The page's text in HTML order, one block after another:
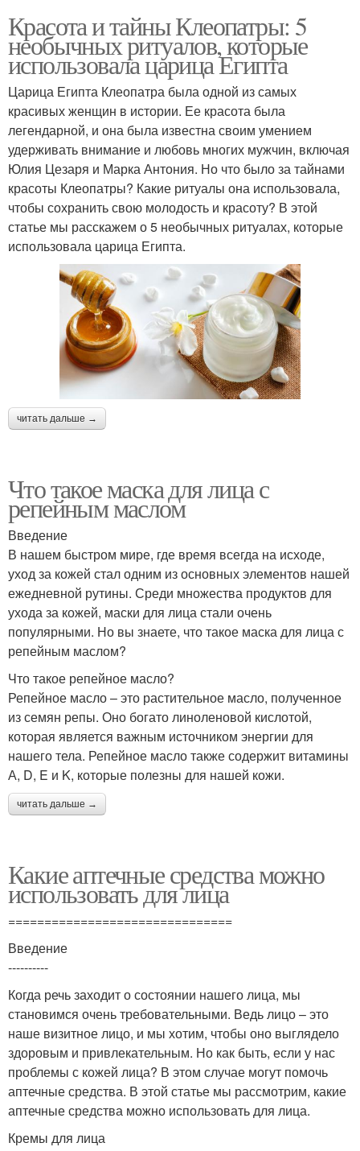
Красота и тайны Клеопатры: 5
необычных ритуалов, которые
использовала царица Египта
Царица Египта Клеопатра была одной из самых
красивых женщин в истории. Ее красота была
легендарной, и она была известна своим умением
удерживать внимание и любовь многих мужчин, включая
Юлия Цезаря и Марка Антония. Но что было за тайнами
красоты Клеопатры? Какие ритуалы она использовала,
чтобы сохранить свою молодость и красоту? В этой
статье мы расскажем о 5 необычных ритуалах, которые
использовала царица Египта.
читать дальше →
Что такое маска для лица с
репейным маслом
Введение
В нашем быстром мире, где время всегда на исходе,
уход за кожей стал одним из основных элементов нашей
ежедневной рутины. Среди множества продуктов для
ухода за кожей, маски для лица стали очень
популярными. Но вы знаете, что такое маска для лица с
репейным маслом?
Что такое репейное масло?
Репейное масло – это растительное масло, полученное
из семян репы. Оно богато линоленовой кислотой,
которая является важным источником энергии для
нашего тела. Репейное масло также содержит витамины
А, D, E и K, которые полезны для нашей кожи.
читать дальше →
Какие аптечные средства можно
использовать для лица
===============================
Введение
----------
Когда речь заходит о состоянии нашего лица, мы
становимся очень требовательными. Ведь лицо – это
наше визитное лицо, и мы хотим, чтобы оно выглядело
здоровым и привлекательным. Но как быть, если у нас
проблемы с кожей лица? В этом случае могут помочь
аптечные средства. В этой статье мы рассмотрим, какие
аптечные средства можно использовать для лица.
Кремы для лица